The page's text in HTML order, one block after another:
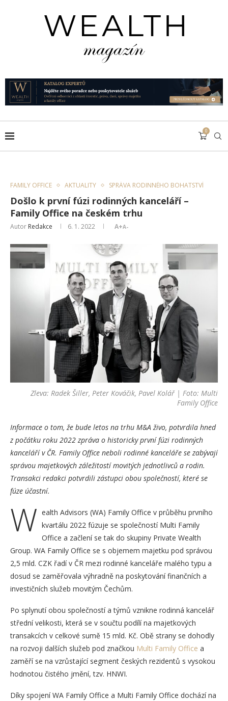
0
FAMILY OFFICE AKTUALITY SPRÁVA RODINNÉHO BOHATSTVÍ
Došlo k první fúzi rodinných kanceláří –
Family Office na českém trhu
Autor Redakce 6. 1. 2022 A+A-
Zleva: Radek Šiller, Peter Kováčik, Pavel Kolář | Foto: Multi
Family Office
Informace o tom, že bude letos na trhu M&A živo, potvrdila hned
z počátku roku 2022 zpráva o historicky první fúzi rodinných
kanceláří v ČR. Family Office neboli rodinné kanceláře se zabývají
správou majetkových záležitostí movitých jednotlivců a rodin.
Transakci redakci potvrdili zástupci obou společností, které se
fúze účastní.
W ealth Advisors (WA) Family Office v průběhu prvního
kvartálu 2022 fúzuje se společností Multi Family
Office a začlení se tak do skupiny Private Wealth
Group. WA Family Office se s objemem majetku pod správou
2,5 mld. CZK řadí v ČR mezi rodinné kanceláře malého typu a
dosud se zaměřovala výhradně na poskytování finančních a
investičních služeb movitým Čechům.
Po splynutí obou společností a týmů vznikne rodinná kancelář
střední velikosti, která se v součtu podílí na majetkových
transakcích v celkové sumě 15 mld. Kč. Obě strany se dohodly
na rozvoji dalších služeb pod značkou Multi Family Office a
zaměří se na vzrůstající segment českých rezidentů s vysokou
hodnotou čistého jmění, tzv. HNWI.
Díky spojení WA Family Office a Multi Family Office dochází na